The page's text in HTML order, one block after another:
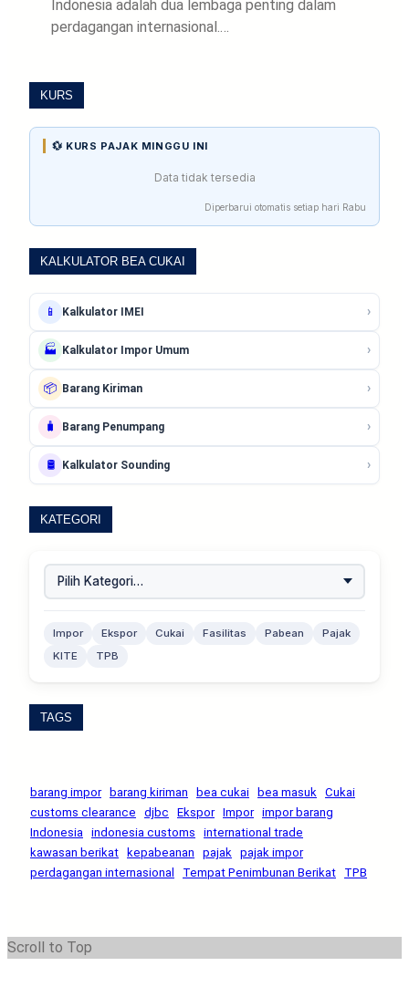
Indonesia adalah dua lembaga penting dalam
perdagangan internasional.…
KURS
💱 KURS PAJAK MINGGU INI
Data tidak tersedia
Diperbarui otomatis setiap hari Rabu
KALKULATOR BEA CUKAI
📱 Kalkulator IMEI ›
🏭 Kalkulator Impor Umum ›
📦 Barang Kiriman ›
🧳 Barang Penumpang ›
🛢️ Kalkulator Sounding ›
KATEGORI
Impor Ekspor Cukai Fasilitas Pabean
Pajak
KITE
TPB
TAGS
barang impor barang kiriman bea cukai bea masuk
Cukai
customs clearance
djbc Ekspor Impor impor barang
Indonesia
indonesia customs
international trade
kawasan berikat
kepabeanan pajak
pajak impor
perdagangan internasional
Tempat Penimbunan Berikat TPB
Scroll to Top